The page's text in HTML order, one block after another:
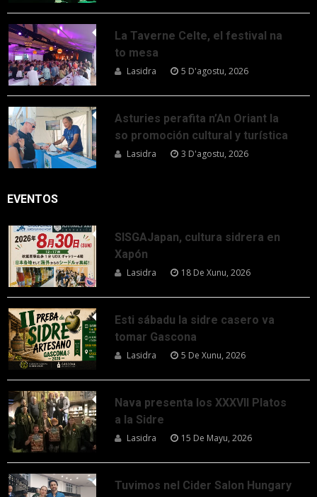
La Taverne Celte, el festival na
to mesa
Lasidra 5 D'agostu, 2026
Asturies perafita n’An Oriant la
so promoción cultural y turística
Lasidra 3 D'agostu, 2026
EVENTOS
SISGAJapan, cultura sidrera en
Xapón
Lasidra 18 De Xunu, 2026
Esti sábadu la sidre casero va
tomar Gascona
Lasidra 5 De Xunu, 2026
Nava presenta los XXXVII Platos
a la Sidre
Lasidra 15 De Mayu, 2026
Tuvimos nel Cider Salon Hungary